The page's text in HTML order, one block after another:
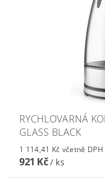
RYCHLOVARNÁ
GLASS BLACK
1 114,41 Kč včetně DPH
921 Kč/ ks